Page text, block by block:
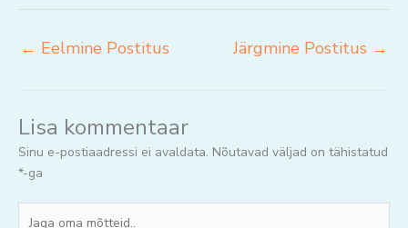
← Eelmine Postitus Järgmine Postitus →
Lisa kommentaar
Sinu e-postiaadressi ei avaldata. Nõutavad väljad on tähistatud
*-ga